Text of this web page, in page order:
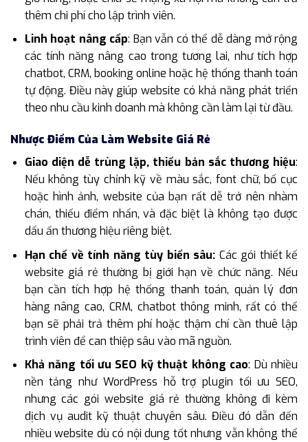
thêm chi phí cho lập trình viên.
Linh hoạt nâng cấp: Bạn vẫn có thể dễ dàng mở rộng
các tính năng nâng cao trong tương lai, như tích hợp
chatbot, CRM, booking online hoặc hệ thống thanh toán
tự động. Điều này giúp website có khả năng phát triển
theo nhu cầu kinh doanh mà không cần làm lại từ đầu.
Nhược Điểm Của Làm Website Giá Rẻ
Giao diện dễ trùng lặp, thiếu bản sắc thương hiệu:
Nếu không tùy chỉnh kỹ về màu sắc, font chữ, bố cục
hoặc hình ảnh, website của bạn rất dễ trở nên nhàm
chán, thiếu điểm nhấn, và đặc biệt là không tạo được
dấu ấn thương hiệu riêng biệt.
Hạn chế về tính năng tùy biến sâu: Các gói thiết kế
website giá rẻ thường bị giới hạn về chức năng. Nếu
bạn cần tích hợp hệ thống thanh toán, quản lý đơn
hàng nâng cao, CRM, chatbot thông minh, rất có thể
bạn sẽ phải trả thêm phí hoặc thậm chí cần thuê lập
trình viên để can thiệp sâu vào mã nguồn.
Khả năng tối ưu SEO kỹ thuật không cao: Dù nhiều
nền tảng như WordPress hỗ trợ plugin tối ưu SEO,
nhưng các gói website giá rẻ thường không đi kèm
dịch vụ audit kỹ thuật chuyên sâu. Điều đó dẫn đến
nhiều website dù có nội dung tốt nhưng vẫn không thể